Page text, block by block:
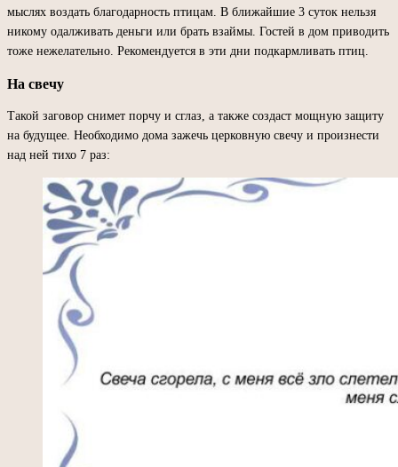
мыслях воздать благодарность птицам. В ближайшие 3 суток нельзя
никому одалживать деньги или брать взаймы. Гостей в дом приводить
тоже нежелательно. Рекомендуется в эти дни подкармливать птиц.
На свечу
Такой заговор снимет порчу и сглаз, а также создаст мощную защиту
на будущее. Необходимо дома зажечь церковную свечу и произнести
над ней тихо 7 раз: